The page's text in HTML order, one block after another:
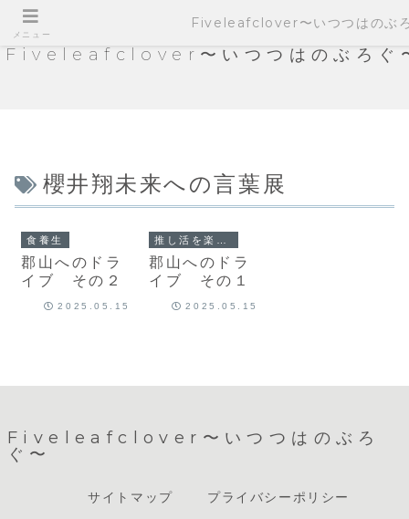
Fiveleafclover〜いつつはのぶろぐ
櫻井翔未来への言葉展
食養生
郡山へのドラ
イブ その２
2025.05.15
郡山へのドラ
イブ その１
2025.05.15
Fiveleafclover〜いつつはのぶろ
ぐ〜
サイトマップ プライバシーポリシー
メニュー
Fiveleafclover〜いつつはのぶ